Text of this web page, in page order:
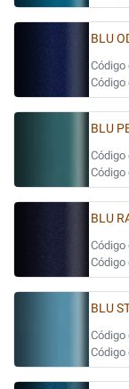
BLU
Código
Código
BLU
Código
Código
BLU
Código
Código
BLU
Código
Código